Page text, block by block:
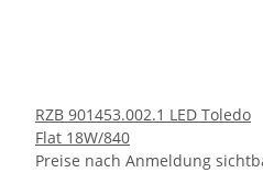
RZB 901453.002.1 LED Toledo
Flat 18W/840
Preise nach Anmeldung